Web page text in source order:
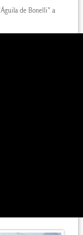
de Bonelli" a